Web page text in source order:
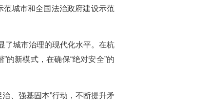
范城市和全国法治政府建设示范
了城市治理的现代化水平。在杭
的新模式，在确保“绝对安全”的
、强基固本”行动，不断提升矛